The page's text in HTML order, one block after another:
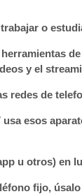
o
y el
redes de
esos
u otros) en
fijo,